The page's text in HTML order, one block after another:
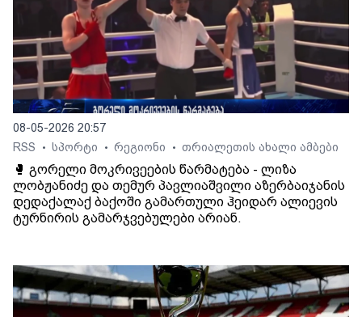
08-05-2026 20:57
RSS
• სპორტი • რეგიონი • თრიალეთის ახალი ამბები
🥊 გორელი მოკრივეების წარმატება - ლიზა
ლობჟანიძე და თემურ პავლიაშვილი აზერბაიჯანის
დედაქალაქ ბაქოში გამართული ჰეიდარ ალიევის
ტურნირის გამარჯვებულები არიან.